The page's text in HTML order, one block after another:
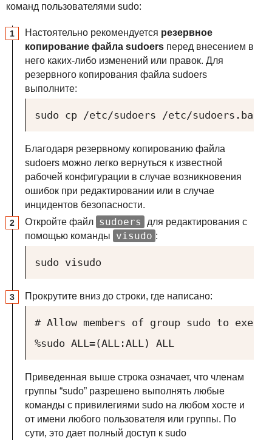
команд пользователями sudo:
Настоятельно рекомендуется резервное
копирование файла sudoers перед внесением в
него каких-либо изменений или правок. Для
резервного копирования файла sudoers
выполните:
sudo cp /etc/sudoers /etc/sudoers.bak
Благодаря резервному копированию файла
sudoers можно легко вернуться к известной
рабочей конфигурации в случае возникновения
ошибок при редактировании или в случае
инцидентов безопасности.
Откройте файл sudoers
для редактирования с
помощью команды
visudo :
sudo visudo
Прокрутите вниз до строки, где написано:
# Allow members of group sudo to
%sudo ALL=(ALL:ALL) ALL
Приведенная выше строка означает, что членам
группы “sudo” разрешено выполнять любые
команды с привилегиями sudo на любом хосте и
от имени любого пользователя или группы. По
сути, это дает полный доступ к sudo